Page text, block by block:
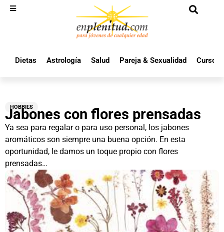
Dietas Astrología Salud Pareja & Sexualidad Cursos
HOBBIES
Jabones con flores prensadas
Ya sea para regalar o para uso personal, los jabones
aromáticos son siempre una buena opción. En esta
oportunidad, le damos un toque propio con flores
prensadas…